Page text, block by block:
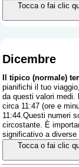
Tocca o fai clic
Dicembre
Il tipico (normale)
pianifichi il tuo
da questi valori medi.
circa 11:47 (ore e
11:44.Questi numeri
circostante. È
significativo a diverse
Tocca o fai clic